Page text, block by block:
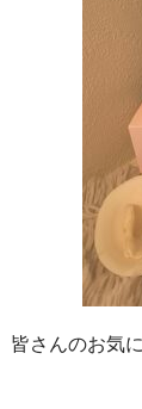
皆さんのお気